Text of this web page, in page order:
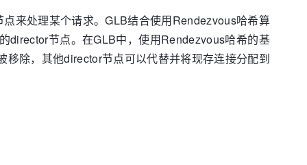
来处理某个请求。GLB结合使用Rendezvous哈希算
director节点。在GLB中，使用Rendezvous哈希的基
除，其他director节点可以代替并将现存连接分配到